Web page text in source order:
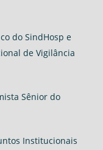
do SindHosp e
de Vigilância
Sênior do
Institucionais